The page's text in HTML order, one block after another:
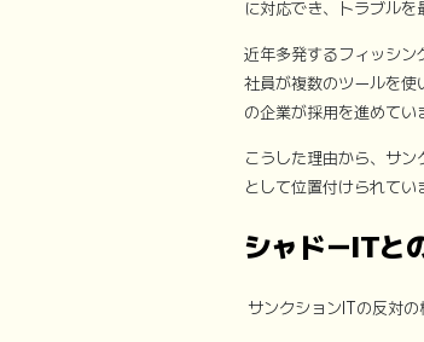
に対応でき、トラブルを
近年多発するフィッシン
社員が複数のツールを使
の企業が採用を進めてい
こうした理由から、サ
として位置付けられてい
シャドーITと
サンクションITの反対の